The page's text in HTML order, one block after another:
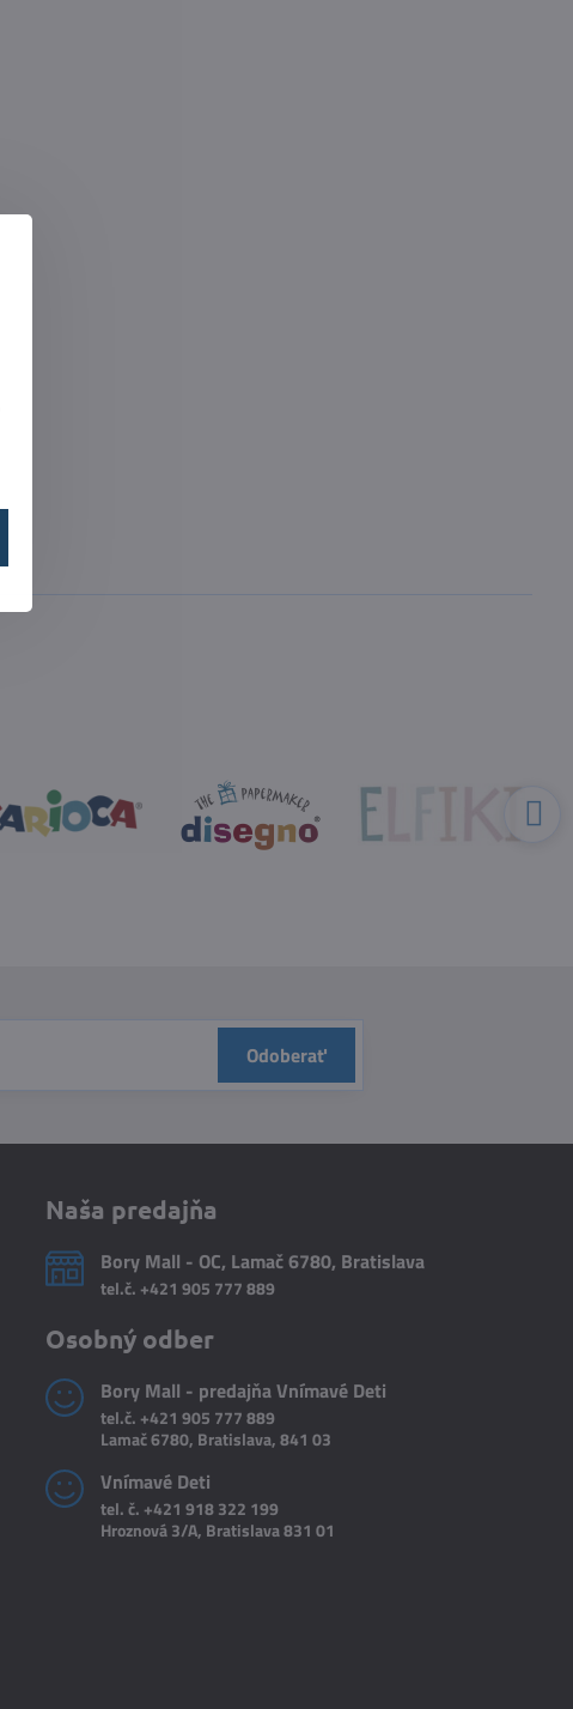
Odoberať
Naša predajňa
Bory Mall - OC, Lamač 6780, Bratislava
tel.č. +421 905 777 889
Osobný odber
Bory Mall - predajňa Vnímavé Deti
tel.č. +421 905 777 889
Lamač 6780, Bratislava, 841 03
Vnímavé Deti
tel. č. +421 918 322 199
Hroznová 3/A, Bratislava 831 01